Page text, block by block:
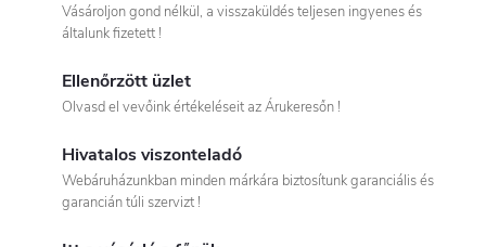
Vásároljon gond nélkül, a visszaküldés teljesen ingyenes és
általunk fizetett !
Ellenőrzött üzlet
Olvasd el vevőink értékeléseit az Árukeresőn !
Hivatalos viszonteladó
Webáruházunkban minden márkára biztosítunk garanciális és
garancián túli szervizt !